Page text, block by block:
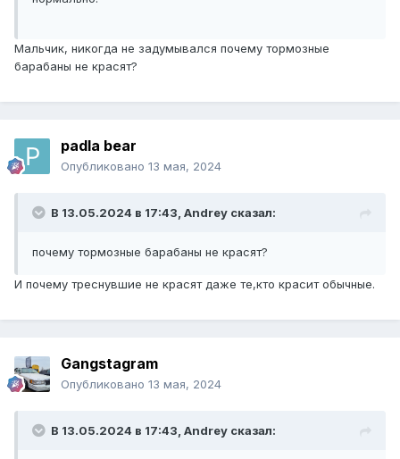
Мальчик, никогда не задумывался почему тормозные
барабаны не красят?
padla bear
Опубликовано 13 мая, 2024
В 13.05.2024 в 17:43, Andrey сказал:
почему тормозные барабаны не красят?
И почему треснувшие не красят даже те,кто красит обычные.
Gangstagram
Опубликовано 13 мая, 2024
В 13.05.2024 в 17:43, Andrey сказал: